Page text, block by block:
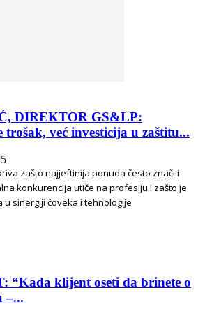
DIREKTOR GS&LP:
trošak, već investicija u zaštitu...
zašto najjeftinija ponuda često znači i
konkurencija utiče na profesiju i zašto je
sinergiji čoveka i tehnologije
“Kada klijent oseti da brinete o
–...